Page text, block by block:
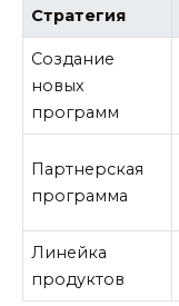
Стратегия
Создание
новых
программ
Партнерская
программа
Линейка
продуктов